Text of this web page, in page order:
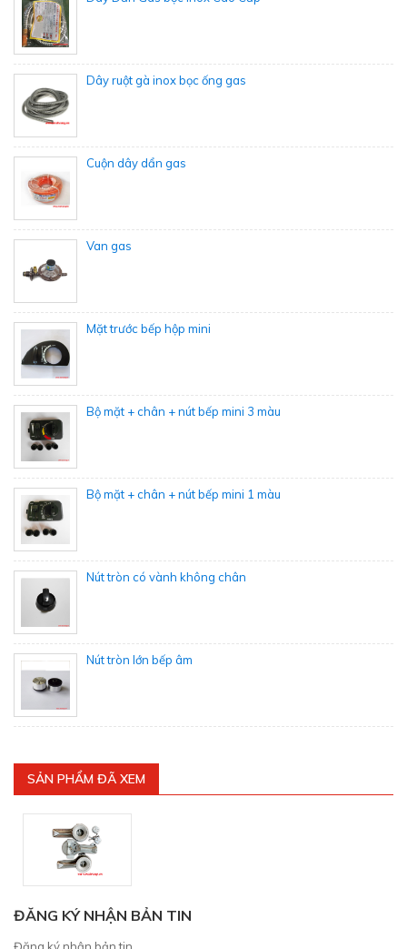
Dây ruột gà inox bọc ống gas
Cuộn dây dẩn gas
Van gas
Mặt trước bếp hộp mini
Bộ mặt + chân + nút bếp mini 3 màu
Bộ mặt + chân + nút bếp mini 1 màu
Nút tròn có vành không chân
Nút tròn lớn bếp âm
SẢN PHẨM ĐÃ XEM
ĐĂNG KÝ NHẬN BẢN TIN